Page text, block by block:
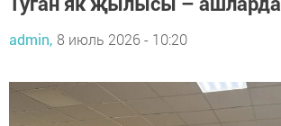
admin, 8 июль 2026 - 10:20